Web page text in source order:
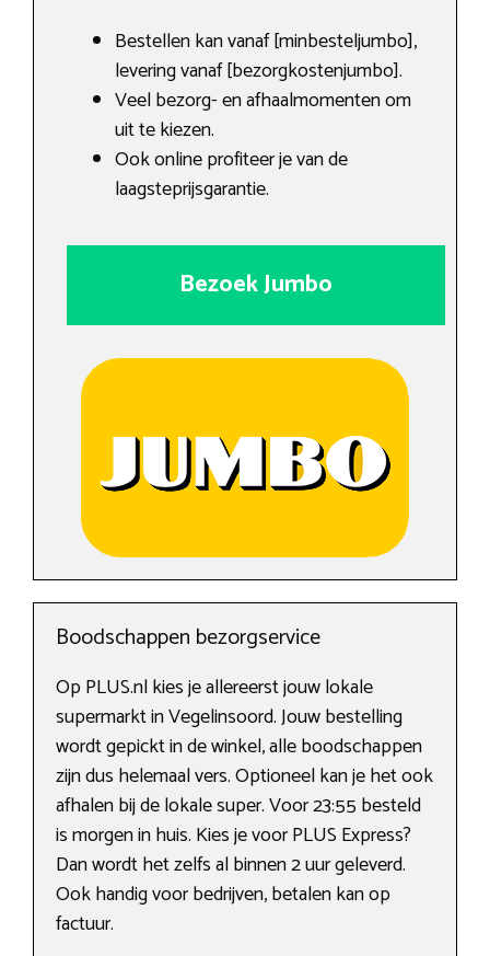
Bestellen kan vanaf [minbesteljumbo],
levering vanaf [bezorgkostenjumbo].
Veel bezorg- en afhaalmomenten om
uit te kiezen.
Ook online profiteer je van de
laagsteprijsgarantie.
Bezoek Jumbo
Boodschappen bezorgservice
Op PLUS.nl kies je allereerst jouw lokale
supermarkt in Vegelinsoord. Jouw bestelling
wordt gepickt in de winkel, alle boodschappen
zijn dus helemaal vers. Optioneel kan je het ook
afhalen bij de lokale super. Voor 23:55 besteld
is morgen in huis. Kies je voor PLUS Express?
Dan wordt het zelfs al binnen 2 uur geleverd.
Ook handig voor bedrijven, betalen kan op
factuur.